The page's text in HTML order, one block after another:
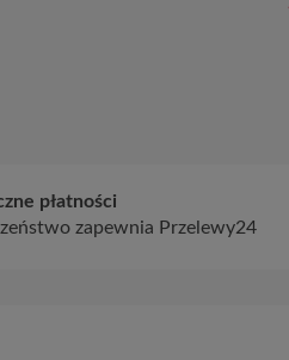
płatności
zapewnia Przelewy24